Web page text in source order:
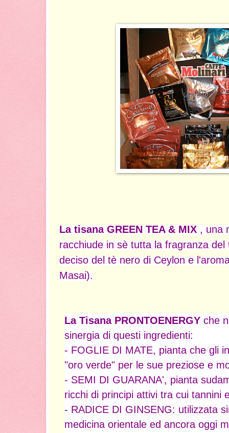
La tisana GREEN TEA & MIX , una
racchiude in sè tutta la fragranza
deciso del tè nero di Ceylon e
Masai).
La Tisana PRONTOENERGY che
sinergia di questi ingredienti:
- FOGLIE DI MATE, pianta che gli
"oro verde" per le sue preziose e
- SEMI DI GUARANA', pianta
ricchi di principi attivi tra cui tannini
- RADICE DI GINSENG: utilizzata
medicina orientale ed ancora oggi